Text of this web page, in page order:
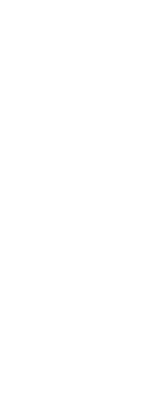
elektronisch,